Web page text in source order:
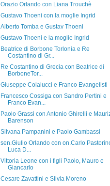
Orazio Orlando con Liana Trouchè
Gustavo Thoeni con la moglie Ingrid
Alberto Tomba e Gustav Thoeni
Gustavo Thoeni e la moglie Ingrid
Beatrice di Borbone Torlonia e Re
Costantino di Gr...
Re Costantino di Grecia con Beatrice di
BorboneTor...
Giuseppe Colalucci e Franco Evangelisti
Francesco Cossiga con Sandro Pertini e
Franco Evan...
Paolo Grassi con Antonio Ghirelli e
Barenson
Silvana Pampanini e Paolo Gambassi
sen.Giulio Orlando con on.Carlo
Luca D...
Vittoria Leone con i figli Paolo, Mauro e
Giancarlo
Cesare Zavattini e Silvia Moreno